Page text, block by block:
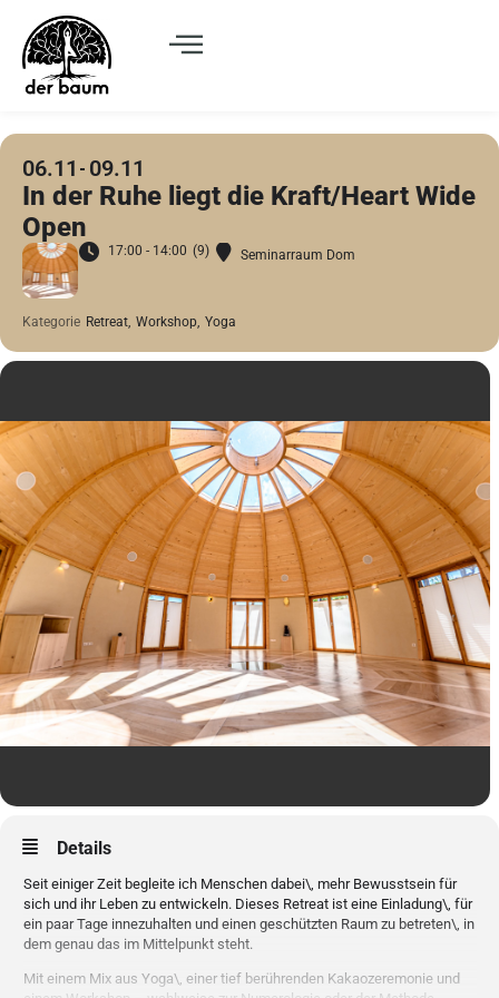
06.11 09.11
In der Ruhe liegt die Kraft/Heart Wide
Open
17:00 - 14:00 (9) Seminarraum Dom
Kategorie Retreat, Workshop, Yoga
Details
Seit einiger Zeit begleite ich Menschen dabei\, mehr Bewusstsein für
sich und ihr Leben zu entwickeln. Dieses Retreat ist eine Einladung\, für
ein paar Tage innezuhalten und einen geschützten Raum zu betreten\, in
dem genau das im Mittelpunkt steht.
Mit einem Mix aus Yoga\, einer tief berührenden Kakaozeremonie und